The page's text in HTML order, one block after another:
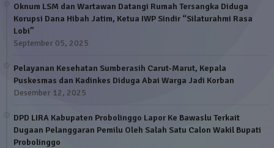
Oknum LSM dan Wartawan Datangi Rumah Tersangka Diduga
Korupsi Dana Hibah Jatim, Ketua IWP Sindir “Silaturahmi Rasa
Lobi”
September 05, 2025
Pelayanan Kesehatan Sumberasih Carut-Marut, Kepala
Puskesmas dan Kadinkes Diduga Abai Warga Jadi Korban
Desember 12, 2025
DPD LIRA Kabupaten Probolinggo Lapor Ke Bawaslu Terkait
Dugaan Pelanggaran Pemilu Oleh Salah Satu Calon Wakil Bupati
Probolinggo